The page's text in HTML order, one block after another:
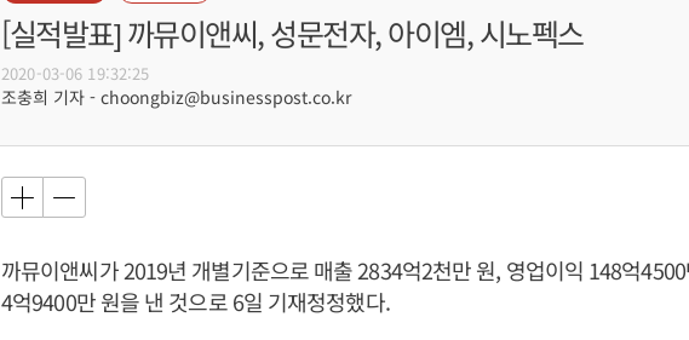
[실적발표] 까뮤이앤씨, 성문전자, 아이엠, 시노펙스
2020-03-06 19:32:25
조충희 기자 - choongbiz@businesspost.co.kr
까뮤이앤씨가 2019년 개별기준으로 매출 2834억2천만 원, 영업이익 148억
4억9400만 원을 낸 것으로 6일 기재정정했다.